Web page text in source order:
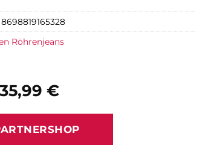
Ursprünglicher
€
35,99 €Aktueller
ist:
35,99 €.
8698819165328
Röhrenjeans